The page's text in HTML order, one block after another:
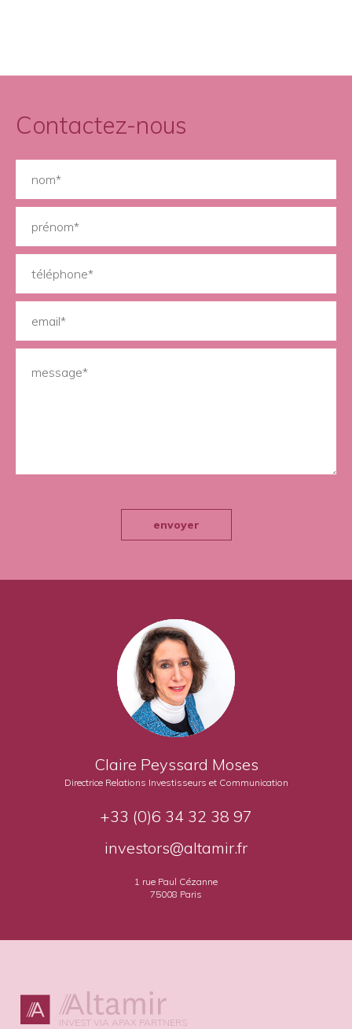
Contactez-nous
envoyer
Claire Peyssard Moses
Directrice Relations Investisseurs et Communication
+33 (0)6 34 32 38 97
investors@altamir.fr
1 rue Paul Cézanne
75008 Paris
INVEST VIA APAX PARTNERS